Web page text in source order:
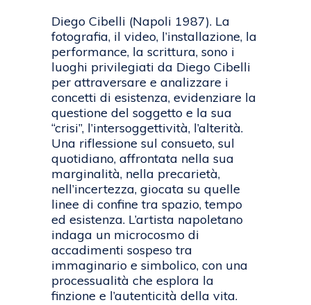
Diego Cibelli (Napoli 1987). La
fotografia, il video, l’installazione, la
performance, la scrittura, sono i
luoghi privilegiati da Diego Cibelli
per attraversare e analizzare i
concetti di esistenza, evidenziare la
questione del soggetto e la sua
“crisi”, l’intersoggettività, l’alterità.
Una riflessione sul consueto, sul
quotidiano, affrontata nella sua
marginalità, nella precarietà,
nell’incertezza, giocata su quelle
linee di confine tra spazio, tempo
ed esistenza. L’artista napoletano
indaga un microcosmo di
accadimenti sospeso tra
immaginario e simbolico, con una
processualità che esplora la
finzione e l’autenticità della vita.